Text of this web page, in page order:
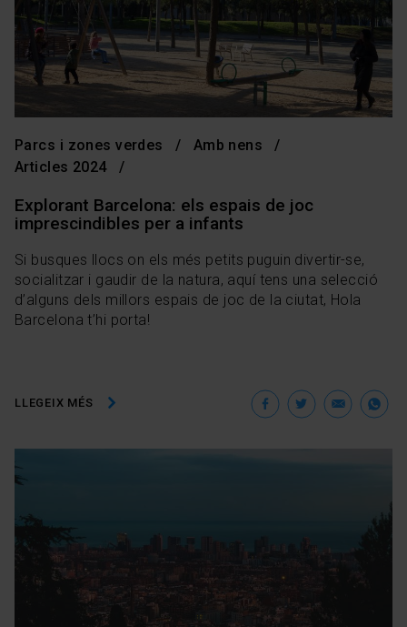
Parcs i zones verdes
Amb nens
Articles 2024
Explorant Barcelona: els espais de joc
imprescindibles per a infants
Si busques llocs on els més petits puguin divertir-se,
socialitzar i gaudir de la natura, aquí tens una selecció
d’alguns dels millors espais de joc de la ciutat, Hola
Barcelona t’hi porta!
LLEGEIX MÉS Facebook
Twitter